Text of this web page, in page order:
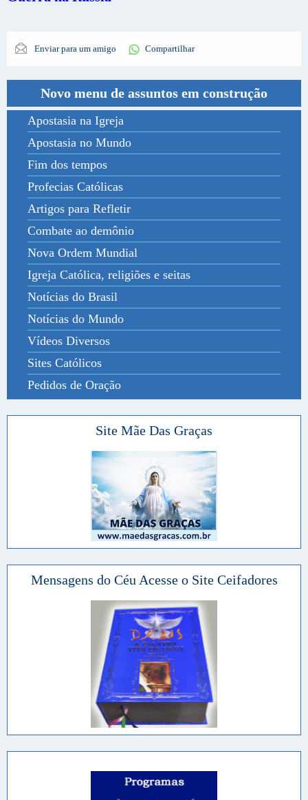
Enviar para um amigo Compartilhar
Novo menu de assuntos em construção
Apostasia na Igreja
Apostasia no Mundo
Fim dos tempos
Profecias Católicas
Artigos para Refletir
Combate ao demônio
Nova Ordem Mundial
Igreja Católica, religiões e seitas
Notícias do Brasil
Notícias do Mundo
Vídeos Diversos
Sites Católicos
Pedidos de Oração
Site Mãe Das Graças
Mensagens do Céu Acesse o Site Ceifadores